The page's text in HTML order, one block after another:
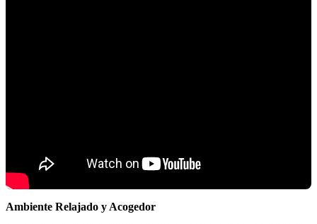
Ambiente Relajado y Acogedor